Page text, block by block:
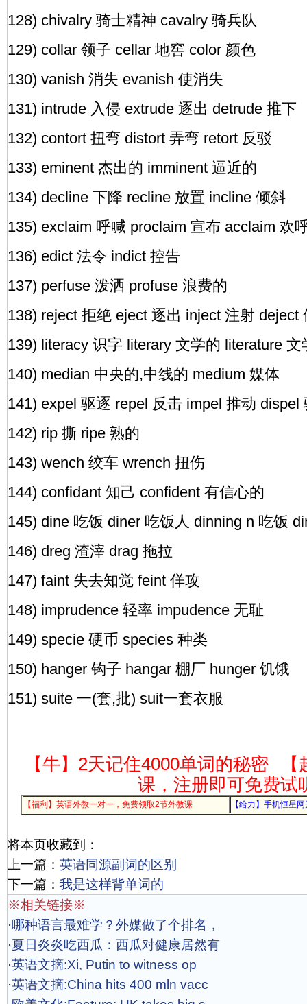
128) chivalry 骑士精神 cavalry 骑兵队
129) collar 领子 cellar 地窖 color 颜色
130) vanish 消失 evanish 使消失
131) intrude 入侵 extrude 逐出 detrude 推下
132) contort 扭弯 distort 弄弯 retort 反驳
133) eminent 杰出的 imminent 逼近的
134) decline 下降 recline 放置 incline 倾斜
135) exclaim 呼喊 proclaim 宣布 acclaim 欢
136) edict 法令 indict 控告
137) perfuse 泼洒 profuse 浪费的
138) reject 拒绝 eject 逐出 inject 注射 deject
139) literacy 识字 literary 文学的 literature
140) median 中央的,中线的 medium 媒体
141) expel 驱逐 repel 反击 impel 推动 dispel
142) rip 撕 ripe 熟的
143) wench 绞车 wrench 扭伤
144) confidant 知己 confident 有信心的
145) dine 吃饭 diner 吃饭人 dinning n 吃饭
146) dreg 渣滓 drag 拖拉
147) faint 失去知觉 feint 佯攻
148) imprudence 轻率 impudence 无耻
149) specie 硬币 species 种类
150) hanger 钩子 hangar 棚厂 hunger 饥饿
151) suite 一(套,批) suit一套衣服
【牛】2天记住4000单词的秘密
课，注册即可免费试
【福利】英语外教一对一，免费领取2节外教课 【给力】手机恒星
将本页收藏到：
上一篇： 英语同源副词的区别
下一篇： 我是这样背单词的
※相关链接※
·哪种语言最难学？外媒做了个排名，
·夏日炎炎吃西瓜：西瓜对健康居然有
·英语文摘:Xi, Putin to witness op
·英语文摘:China hits 400 mln vacc